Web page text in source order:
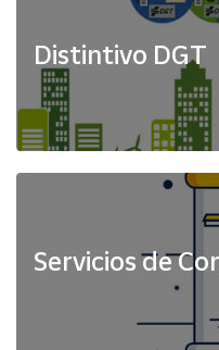
Distintivo DGT
Servicios de